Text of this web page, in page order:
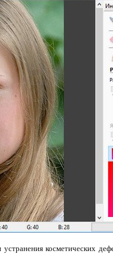
косметических